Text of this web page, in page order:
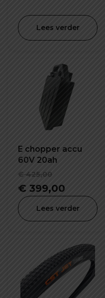
was:
€ 19,99.
is:
€
Lees verder
E chopper accu
60V 20ah
€425,00
prijs
was:
€ 425,00.
€ 399,00
prijs
is:
Lees verder